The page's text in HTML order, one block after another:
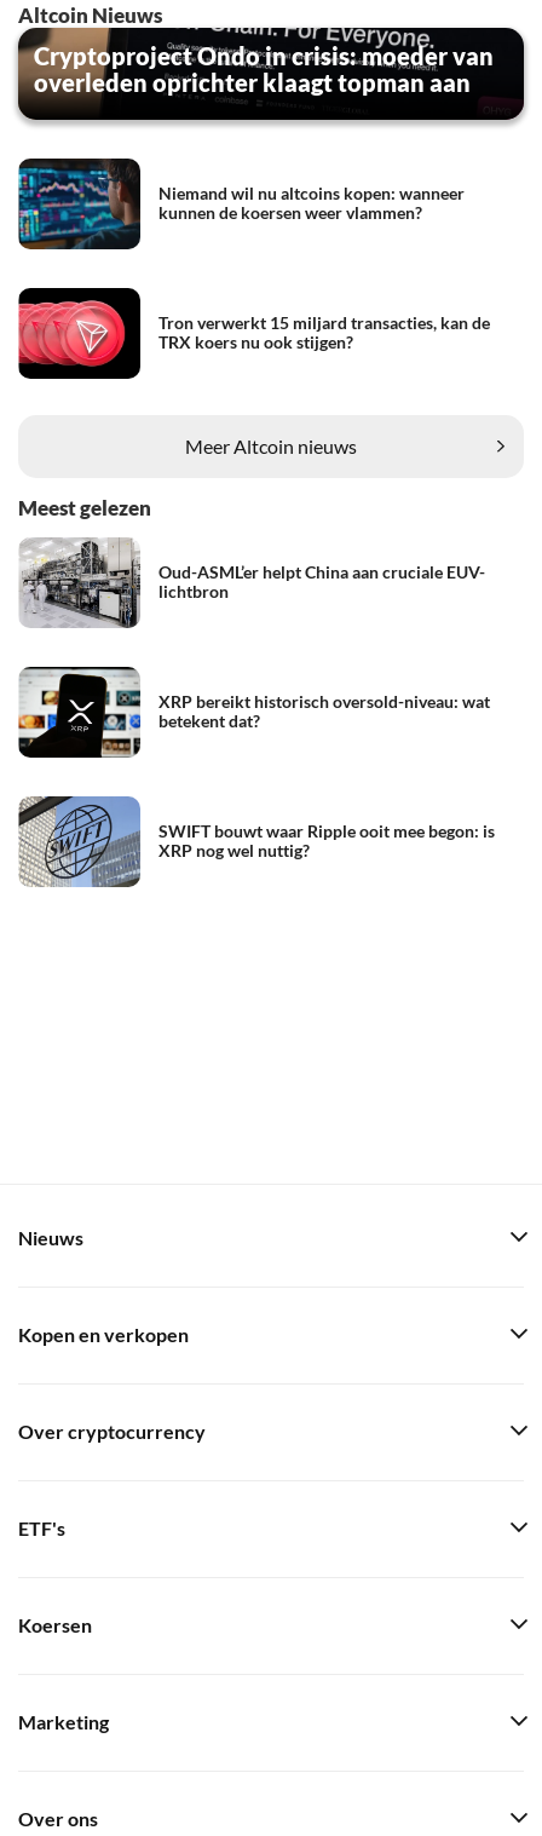
Altcoin Nieuws
Cryptoproject Ondo in crisis: moeder van
overleden oprichter klaagt topman aan
Niemand wil nu altcoins kopen: wanneer
kunnen de koersen weer vlammen?
Tron verwerkt 15 miljard transacties, kan de
TRX koers nu ook stijgen?
Meer Altcoin nieuws
Meest gelezen
Oud-ASML’er helpt China aan cruciale EUV-
lichtbron
XRP bereikt historisch oversold-niveau: wat
betekent dat?
SWIFT bouwt waar Ripple ooit mee begon: is
XRP nog wel nuttig?
Nieuws
Kopen en verkopen
Over cryptocurrency
ETF's
Koersen
Marketing
Over ons